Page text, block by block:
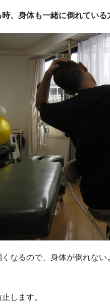
、身体も一緒に倒れている
なるので、身体が倒れな
します。